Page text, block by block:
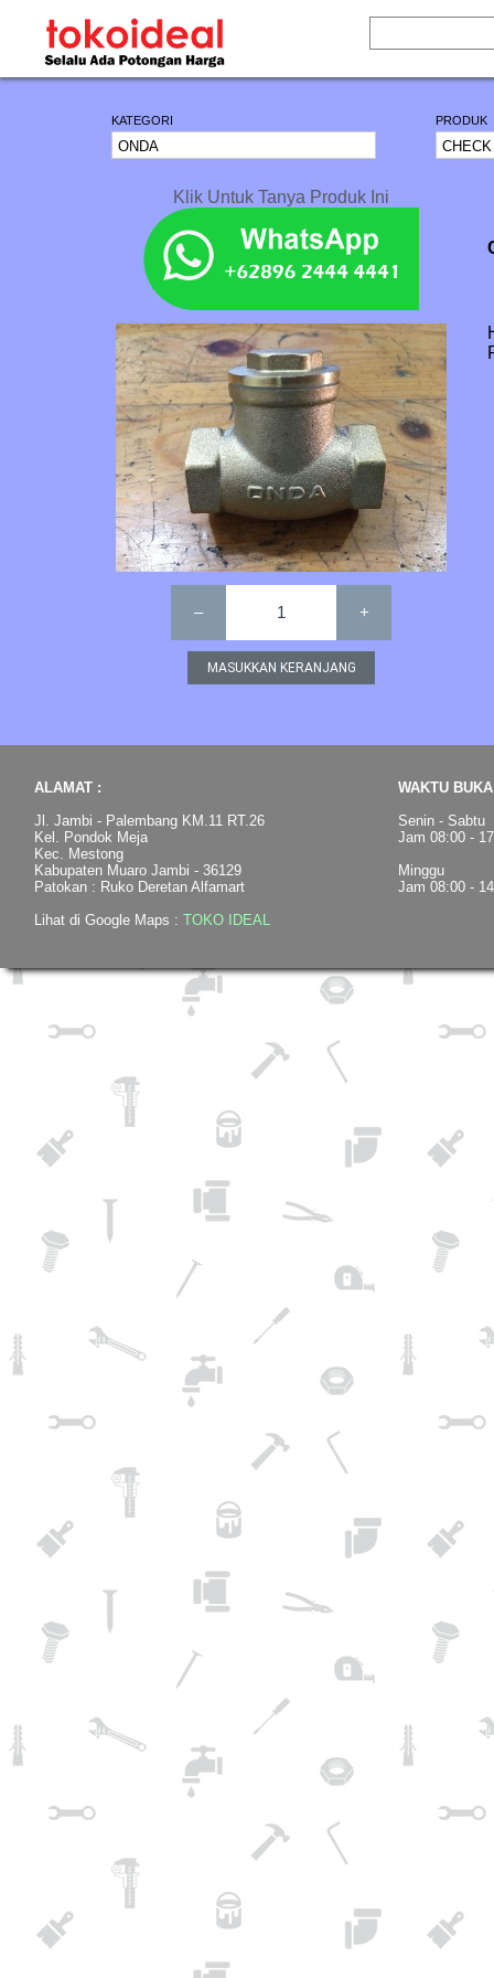
KATEGORI PRODUK
Klik Untuk Tanya Produk Ini
– 1 +
ALAMAT :
Jl. Jambi - Palembang KM.11 RT.26
Kel. Pondok Meja
Kec. Mestong
Kabupaten Muaro Jambi - 36129
Patokan : Ruko Deretan Alfamart
Lihat di Google Maps : TOKO IDEAL
WAKTU
Senin - Sabtu
Jam 08:00 -
Minggu
Jam 08:00 -